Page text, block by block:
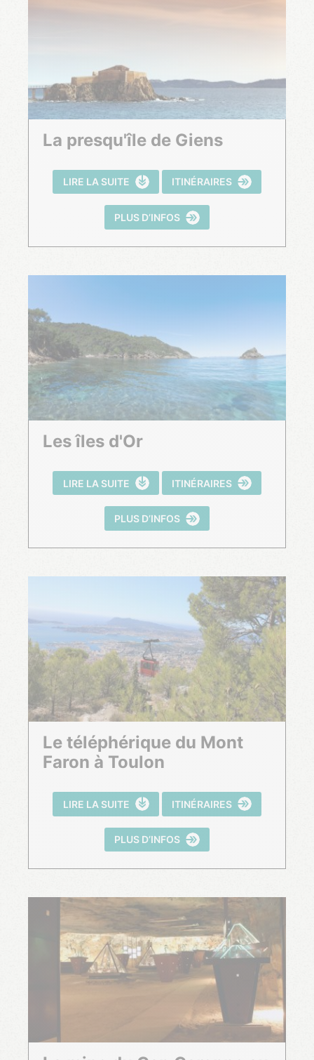
La presqu'île de Giens
LIRE LA SUITE ITINÉRAIRES
PLUS D’INFOS
Les îles d'Or
LIRE LA SUITE ITINÉRAIRES
PLUS D’INFOS
Le téléphérique du Mont
Faron à Toulon
LIRE LA SUITE ITINÉRAIRES
PLUS D’INFOS